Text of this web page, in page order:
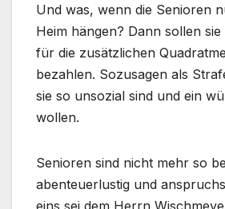
Und was, wenn die Senioren
Heim hängen? Dann sollen
für die zusätzlichen
bezahlen. Sozusagen als
sie so unsozial sind und ein
wollen.
Senioren sind nicht mehr so
abenteuerlustig und
eins sei dem Herrn